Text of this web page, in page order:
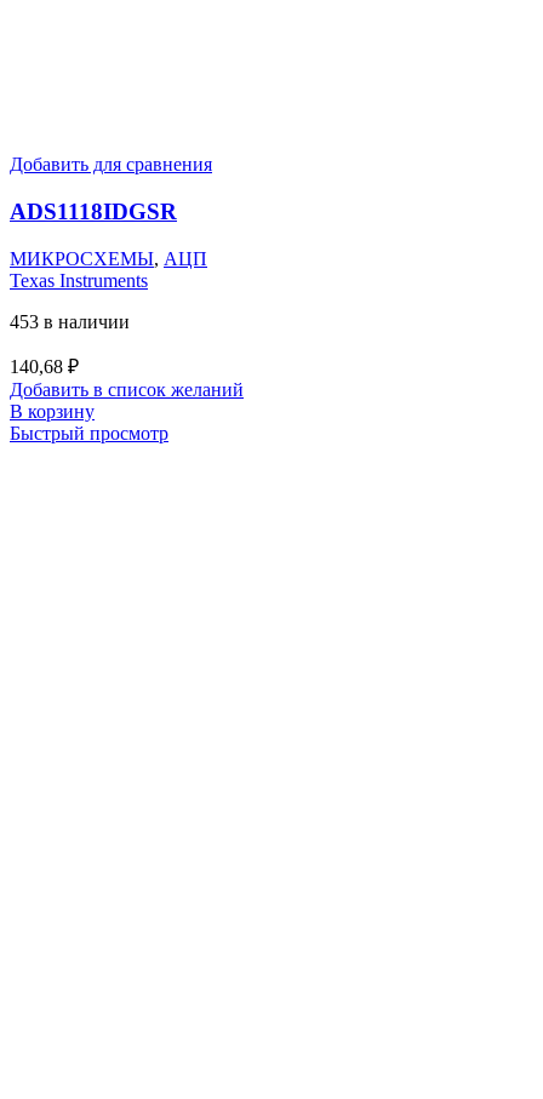
Добавить для сравнения
ADS1118IDGSR
МИКРОСХЕМЫ, АЦП
Texas Instruments
453 в наличии
140,68 ₽
Добавить в список желаний
В корзину
Быстрый просмотр